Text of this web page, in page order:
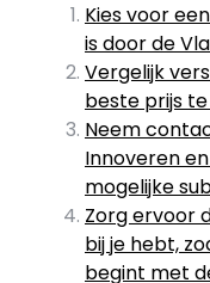
Kies voor
is door de
Vergelijk
beste prijs
Neem
Innoveren
mogelijke
Zorg ervoor
bij je hebt,
begint met